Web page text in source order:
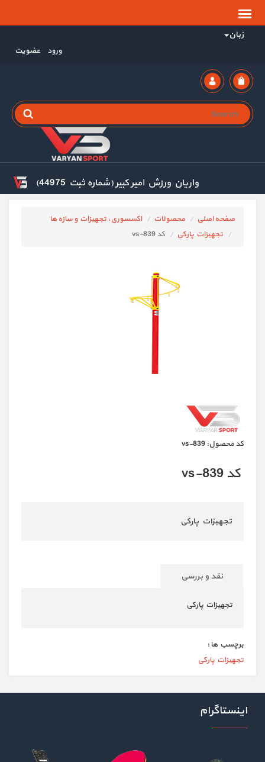
زبان
ورود عضویت
واریان ورزش امیر کبیر (شماره ثبت 44975)
صفحه اصلی محصولات
اکسسوری، تجهیزات و سازه ها
تجهیزات پارکی
کد vs-839
كد محصول: vs-839
کد vs-839
تجهیزات پارکی
نقد و بررسی
تجهیزات پارکی
برچسب ها :
تجهیزات پارکی
اینستاگرام